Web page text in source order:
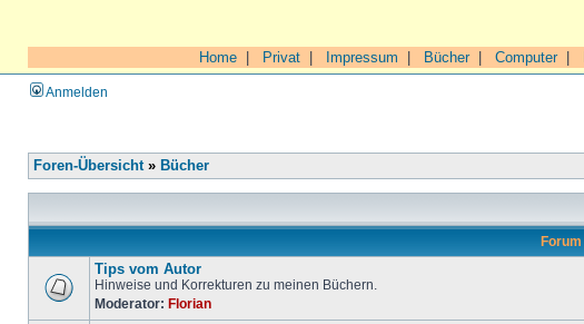
Home Privat Impressum Bücher| Computer|
Anmelden
Foren-Übersicht» Bücher
Forum
Tips vom Autor
Hinweise und Korrekturen zu meinen Büchern.
Moderator: Florian